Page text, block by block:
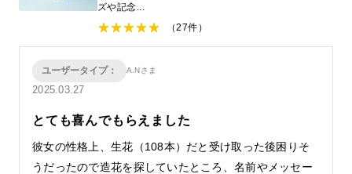
ズや記念...
（27件）
ユーザータイプ： A.Nさま
2025.03.27
とても喜んでもらえました
彼女の性格上、生花（108本）だと受け取った後困りそ
うだったので造花を探していたところ、名前やメッセー